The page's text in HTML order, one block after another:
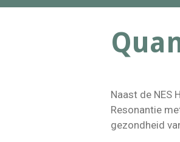
Naast de NES
Resonantie
gezondheid